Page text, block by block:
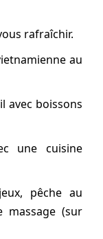
rafraîchir.
au
avec boissons
une cuisine
pêche au
massage (sur